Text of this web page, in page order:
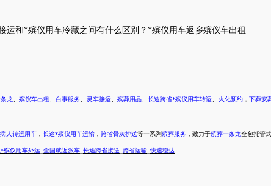
运和*殡仪用车冷藏之间有什么区别？ *殡仪用车返乡殡仪车出租
龙、 殡仪车出租 、白事服务 灵车接运、 殡葬用品、 长途跨省*殡仪用车转运 火化预约， 下葬安
病人转运用车 ， 长途*殡仪用车运输 ， 跨省骨灰护送等一系列殡葬服务 ，致力于殡葬一条龙全包托管式
殡仪用车外运 全国就近派车 长途跨省接送 跨省运输 快速稳达